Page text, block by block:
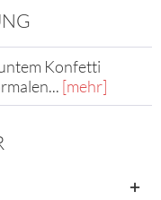
Konfetti
[mehr]